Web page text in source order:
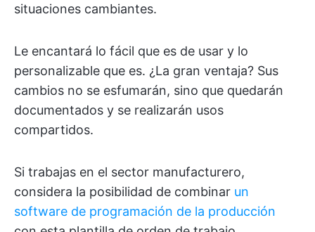
situaciones cambiantes.
Le encantará lo fácil que es de usar y lo
personalizable que es. ¿La gran ventaja? Sus
cambios no se esfumarán, sino que quedarán
documentados y se realizarán usos
compartidos.
Si trabajas en el sector manufacturero,
considera la posibilidad de combinar un
software de programación de la producción